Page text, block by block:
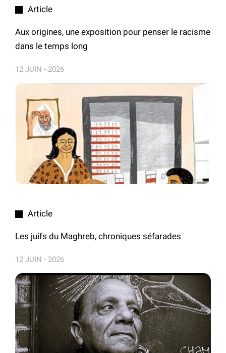
Article
Aux origines, une exposition pour penser le racisme
dans le temps long
12 JUIN - 2026
Article
Les juifs du Maghreb, chroniques séfarades
12 JUIN - 2026